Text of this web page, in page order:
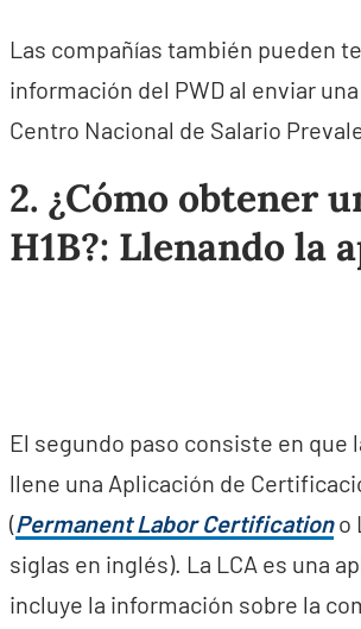
Las compañías también pueden
información del PWD al enviar
Centro Nacional de Salario
2. ¿Cómo obtener
H1B?: Llenando la
El segundo paso consiste en que
llene una Aplicación de
(Permanent Labor Certificationo
siglas en inglés). La LCA es una
incluye la información sobre la